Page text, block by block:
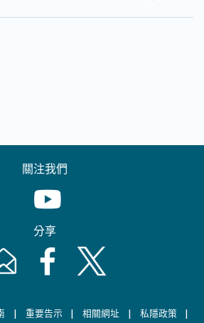
關注我們
Youtube [This link will pop up in
分享
[This link will pop up in a new
Facebook [This link will pop up
Twitter [This link will
| 重要告示 | 相關網址 | 私隱政策
|